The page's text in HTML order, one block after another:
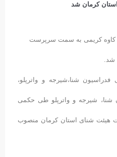
کرمان شد
کریمی به سمت سرپرست
شد.
شنا،شیرجه و واترپلو،
شیرجه و واترپلو طی حکمی
شنای استان کرمان منصوب